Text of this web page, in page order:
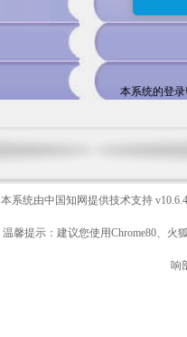
本系统的登
本系统由中国知网提供技术支持
温馨提示：建议您使用Chrome80、火
响